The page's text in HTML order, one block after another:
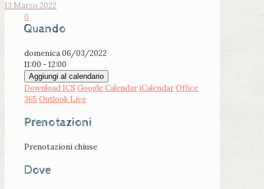
13 Marzo 2022
0
Quando
domenica 06/03/2022
11:00 - 12:00
Aggiungi al calendario
Download ICS Google Calendar iCalendarOffice
365 Outlook Live
Prenotazioni
Prenotazioni chiuse
Dove